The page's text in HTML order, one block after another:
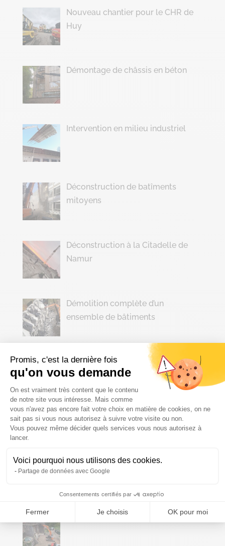
Promis, c'est la dernière fois
qu'on vous demande
Plateforme de Gestion du
On est vraiment très content que le contenu
de notre site vous intéresse. Mais comme
vous n'avez pas encore fait votre choix en matière de cookies, on ne
sait pas si vous nous autorisez à suivre votre visite ou non.
Vous pouvez même décider quels services vous nous autorisez à
lancer.
Voici pourquoi nous utilisons des cookies.
Partage de données avec Google
Consentements certifiés par
Fermer Je choisis OK pour moi
Axeptio consent
Nouveau chantier pour le CHR de
Huy
Démontage de châssis en béton
Intervention en milieu industriel
Déconstruction de batîments
mitoyens
Déconstruction à la Citadelle de
Namur
Démolition complète d’un
ensemble de bâtiments
Démolition d’un immeuble de 7 étages dans le
centre ville de Liège
Déconstruction d’une maison
mitoyenne en plein centre de Liège
Travaux de démolition manuelle
Suite de notre chantier à Ougrée